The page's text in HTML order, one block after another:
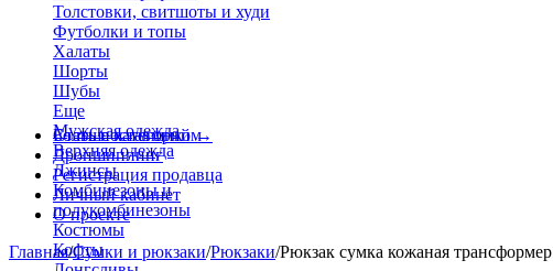
Толстовки, свитшоты и худи
Футболки и топы
Халаты
Шорты
Шубы
Еще
Мужская одежда
Верхняя одежда
Джинсы
Комбинезоны и
полукомбинезоны
Костюмы
Кофты
Больше категорий→
Стать поставщиком
Дропшиппинг
Регистрация продавца
Личный кабинет
О проекте
Главная/Сумки и рюкзаки/Рюкзаки/Рюкзак сумка кожаная трансформер